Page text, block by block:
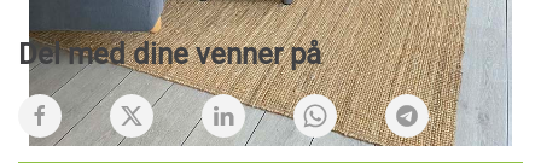
Del med dine venner på